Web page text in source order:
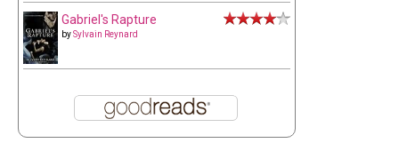
Gabriel's Rapture
bySylvain Reynard